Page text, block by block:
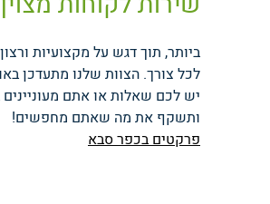
ביותר, תוך דגש על מקצועיות
לכל צורך. הצוות שלנו מתעדכן
יש לכם שאלות או אתם
ותשקף את מה שאתם מחפשים!
פרקטים בכפר סבא